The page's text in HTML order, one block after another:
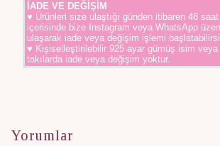
İADE VE DEĞİŞİM
♥ Ürünleri size ulaştığı günden itibaren 48 saat
içerisinde bize Instagram veya WhatsApp
ulaşarak iade veya değişim işlemi
♥ Kişiselleştirilebilir 925 ayar gümüş isim veya
takılarda iade veya değişim yoktur.
Yorumlar